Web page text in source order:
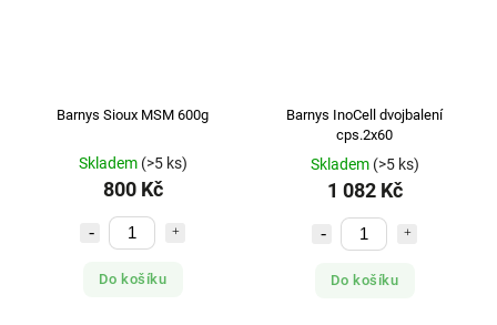
Barnys Sioux MSM 600g
Skladem (>5 ks)
800 Kč
Do košíku
Barnys InoCell dvojbalení
cps.2x60
Skladem (>5 ks)
1 082 Kč
Do košíku